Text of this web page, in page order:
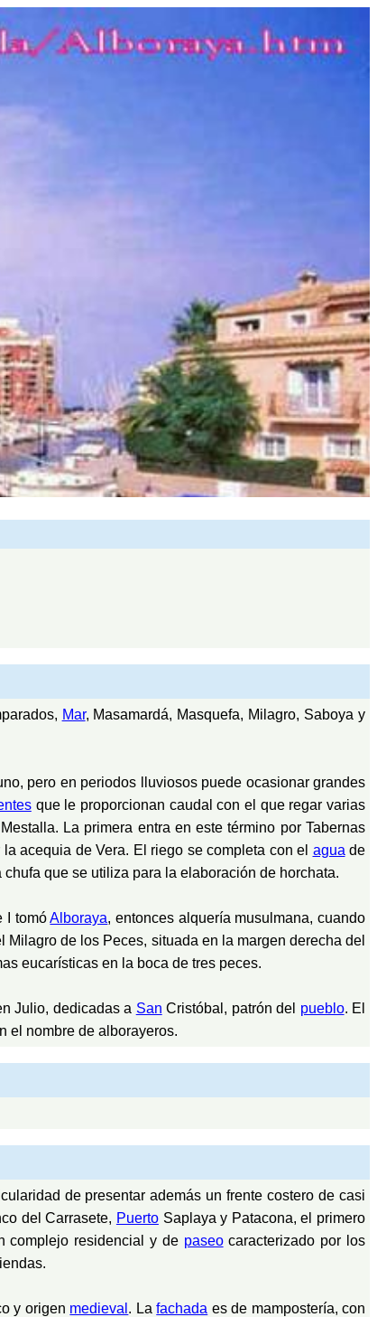
Mar, Masamardá, Masquefa, Milagro, Saboya y
pero en periodos lluviosos puede ocasionar grandes
que le proporcionan caudal con el que regar varias
La primera entra en este término por Tabernas
acequia de Vera. El riego se completa con el agua de
que se utiliza para la elaboración de horchata.
I tomóAlboraya, entonces alquería musulmana, cuando
Milagro de los Peces, situada en la margen derecha del
eucarísticas en la boca de tres peces.
Julio, dedicadas a San Cristóbal, patrón del pueblo. El
el nombre de alborayeros.
de presentar además un frente costero de casi
del Carrasete, PuertoSaplaya y Patacona, el primero
complejo residencial y de paseocaracterizado por los
y origen medieval . Lafachada es de mampostería, con